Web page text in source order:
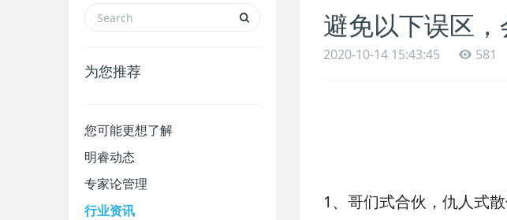
为您推荐
您可能更想了解
明睿动态
专家论管理
行业资讯
避免以下误区
2020-10-14 15:43:45 581
1 、哥们式合伙，仇人式